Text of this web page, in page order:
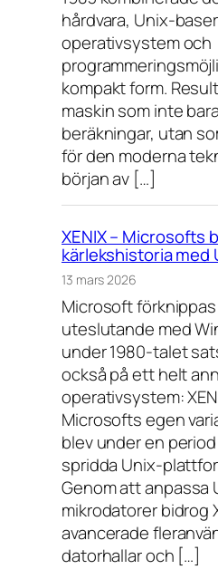
hårdvara, Unix-
operativsystem och
kompakt form.
maskin som inte
beräkningar, utan
för den moderna
början av […]
XENIX – Microsofts
kärlekshistoria med
13 mars 2026
Microsoft
uteslutande med
under 1980-talet
också på ett helt
operativsystem:
Microsofts egen
blev under en
spridda Unix-
Genom att anpassa
mikrodatorer bidrog
avancerade
datorhallar och […]